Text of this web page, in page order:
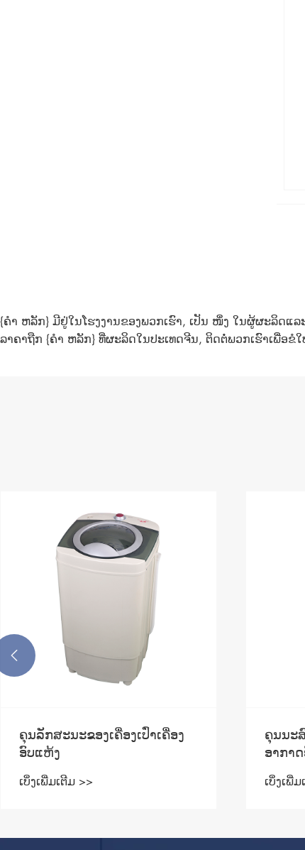
{ຄຳ ຫລັກ} ມີຢູ່ໃນໂຮງງານຂອງພວກເຮົາ, ເປັນ ໜຶ່ງ ໃນຜູ້ຜະລິດ
ລາຄາຖືກ {ຄຳ ຫລັກ} ທີ່ຜະລິດໃນປະເທດຈີນ, ຕິດຕໍ່ພວກເຮົາເພື່ອຂໍ
ຄຸນນະສົມບັດຂອງການກັ່ນຕອງ
ອາກາດຢືນ
ເບິ່ງເພີ່ມເຕີມ >>
ລັກສະ
ປັບອາກ
ເບິ່ງເພີ່
